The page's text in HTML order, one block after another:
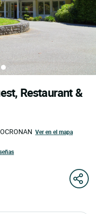
Restaurant &
Ver en el mapa